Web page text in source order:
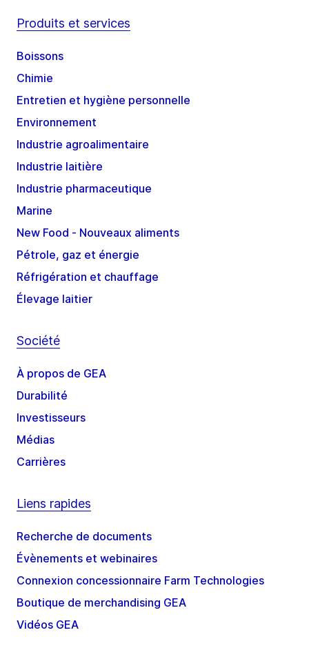
Produits et services
Boissons
Chimie
Entretien et hygiène personnelle
Environnement
Industrie agroalimentaire
Industrie laitière
Industrie pharmaceutique
Marine
New Food - Nouveaux aliments
Pétrole, gaz et énergie
Réfrigération et chauffage
Élevage laitier
Société
À propos de GEA
Durabilité
Investisseurs
Médias
Carrières
Liens rapides
Recherche de documents
Évènements et webinaires
Connexion concessionnaire Farm Technologies
Boutique de merchandising GEA
Vidéos GEA